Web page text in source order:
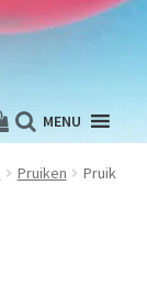
MENU
Pruiken
Pruik